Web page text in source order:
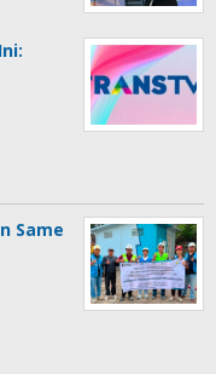
Same